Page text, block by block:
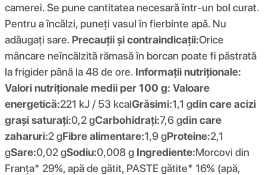
camerei. Se pune cantitatea necesară într-un bol curat.
Pentru a încălzi, puneți vasul în fierbinte apă. Nu
adăugați sare. Precauții și contraindicații:Orice
mâncare neîncălzită rămasă în borcan poate fi păstrată
la frigider până la 48 de ore. Informații nutriționale:
Valori nutriționale medii per 100 g: Valoare
energetică:221 kJ / 53 kcalGrăsimi:1,1 gdin care acizi
grași saturați:0,2 gCarbohidrați:7,6 gdin care
zaharuri:2 gFibre alimentare:1,9 gProteine:2,1
gSare:0,02 gSodiu:0,008 g Ingrediente:Morcovi din
Franța* 29%, apă de gătit, PASTE gătite* 16% (apă,